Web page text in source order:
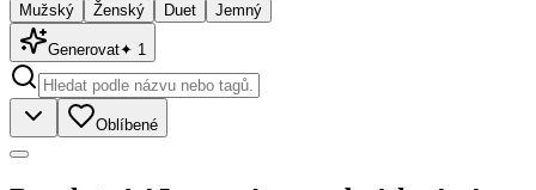
Mužský Ženský Duet Jemný
Generovat✦ 1
Oblíbené